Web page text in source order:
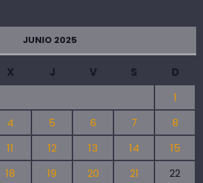
JUNIO 2025
X J V S
D
1
4 5 6 7
8
11 12 13 14
15
18 19 20 21
22